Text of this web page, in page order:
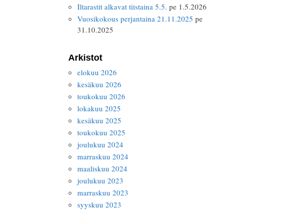
Iltarastit alkavat tiistaina 5.5. pe 1.5.2026
Vuosikokous perjantaina 21.11.2025 pe
31.10.2025
Arkistot
elokuu 2026
kesäkuu 2026
toukokuu 2026
lokakuu 2025
kesäkuu 2025
toukokuu 2025
joulukuu 2024
marraskuu 2024
maaliskuu 2024
joulukuu 2023
marraskuu 2023
syyskuu 2023